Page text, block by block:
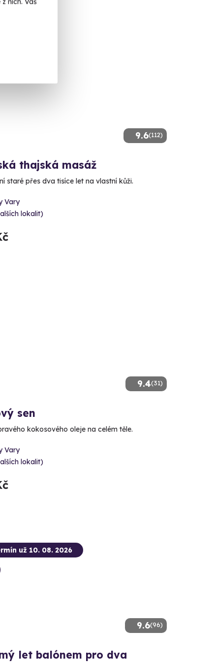
9.6(112)
thajská masáž
staré přes dva tisíce let na vlastní kůži.
Vary
lokalit)
9.4(31)
sen
kokosového oleje na celém těle.
Vary
lokalit)
9.6(96)
už 10. 08. 2026
let balónem pro dva